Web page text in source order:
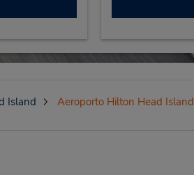
Island Aeroporto Hilton Head Island